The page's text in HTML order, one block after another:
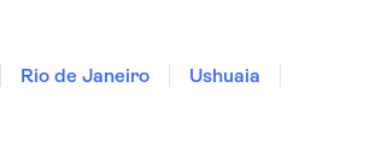
Rio de Janeiro
Ushuaia